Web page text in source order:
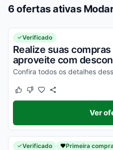
6 ofertas ativas
Verificado
Realize suas
aproveite com
Este cupom funcionou
Este cupom não funcionou
Ver
Verificado Primeira